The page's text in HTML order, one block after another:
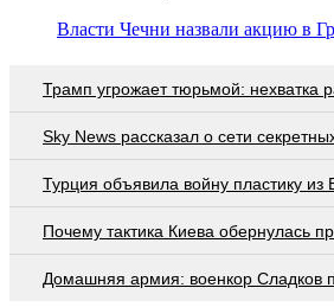
Власти Чечни назвали акцию в
Трамп угрожает тюрьмой: нехватка
Sky News рассказал о сети
Турция объявила войну пластику из
Почему тактика Киева обернулась
Домашняя армия: военкор Сладков